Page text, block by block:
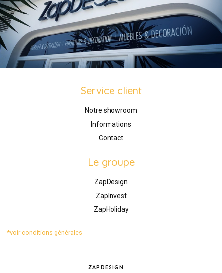
Service client
Notre showroom
Informations
Contact
Le groupe
ZapDesign
ZapInvest
ZapHoliday
*voir conditions générales
ZAPDESIGN